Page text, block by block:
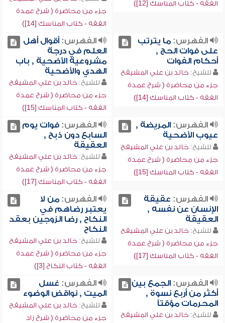
الفقه - كتاب المناسك [12])
جزء من محاضرة ( شرح عمدة
الفقه - كتاب المناسك [14])
الفهرس:ما يترتب
على فوات الحج ,
أحكام الفوات
للشيخ: خالد بن علي المشيقح
جزء من محاضرة ( شرح عمدة
الفقه - كتاب المناسك [14])
الفهرس:أقوال أهل
العلم في درجة
مشروعية الأضحية , باب
الهدي والأضحية
للشيخ: خالد بن علي المشيقح
جزء من محاضرة ( شرح عمدة
الفقه - كتاب المناسك [15])
الفهرس:المريضة ,
عيوب الأضحية
للشيخ: خالد بن علي المشيقح
جزء من محاضرة ( شرح عمدة
الفقه - كتاب المناسك [15])
الفهرس:فوات يوم
السابع دون ذبح ,
العقيقة
للشيخ: خالد بن علي المشيقح
جزء من محاضرة ( شرح عمدة
الفقه - كتاب المناسك [17])
الفهرس: عقيقة
الإنسان عن نفسه ,
العقيقة
للشيخ: خالد بن علي المشيقح
جزء من محاضرة ( شرح عمدة
الفقه - كتاب المناسك [17])
الفهرس:من لا
يعتبر رضاهم في
النكاح , رضا الزوجين بعقد
النكاح
للشيخ: خالد بن علي المشيقح
جزء من محاضرة ( شرح عمدة
الفقه - كتاب النكاح [3])
الفهرس:الجمع بين
أكثر من أربع نسوة ,
المحرمات مؤقتاً
للشيخ: خالد بن علي المشيقح
الفهرس: غسل
الميت , نواقض الوضوء
للشيخ: خالد بن علي المشيقح
جزء من محاضرة ( شرح زاد